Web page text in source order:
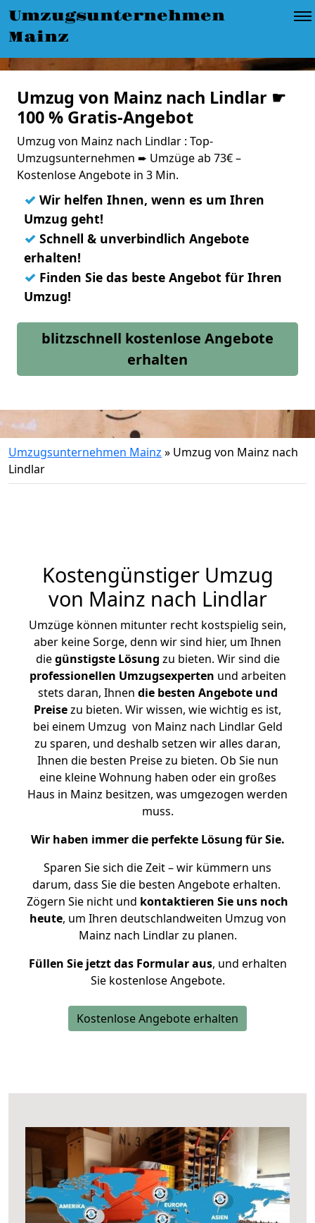
Umzugsunternehmen
Mainz
Umzug von Mainz nach Lindlar ☛
100 % Gratis-Angebot
Umzug von Mainz nach Lindlar : Top-
Umzugsunternehmen ➨ Umzüge ab 73€ –
Kostenlose Angebote in 3 Min.
✓ Wir helfen Ihnen, wenn es um Ihren
Umzug geht!
✓ Schnell & unverbindlich Angebote
erhalten!
✓ Finden Sie das beste Angebot für Ihren
Umzug!
blitzschnell kostenlose Angebote
erhalten
Umzugsunternehmen Mainz » Umzug von Mainz nach
Lindlar
Kostengünstiger Umzug
von Mainz nach Lindlar
Umzüge können mitunter recht kostspielig sein,
aber keine Sorge, denn wir sind hier, um Ihnen
diegünstigste Lösung zu bieten. Wir sind die
professionellen Umzugsexperten und arbeiten
stets daran, Ihnen die besten Angebote und
Preisezu bieten. Wir wissen, wie wichtig es ist,
bei einem Umzug von Mainz nach Lindlar Geld
zu sparen, und deshalb setzen wir alles daran,
Ihnen die besten Preise zu bieten. Ob Sie nun
eine kleine Wohnung haben oder ein großes
Haus in Mainz besitzen, was umgezogen werden
muss.
Wir haben immer die perfekte Lösung für Sie.
Sparen Sie sich die Zeit – wir kümmern uns
darum, dass Sie die besten Angebote erhalten.
Zögern Sie nicht und kontaktieren Sie uns noch
heute, um Ihren deutschlandweiten Umzug von
Mainz nach Lindlar zu planen.
Füllen Sie jetzt das Formular aus, und erhalten
Sie kostenlose Angebote.
Kostenlose Angebote erhalten